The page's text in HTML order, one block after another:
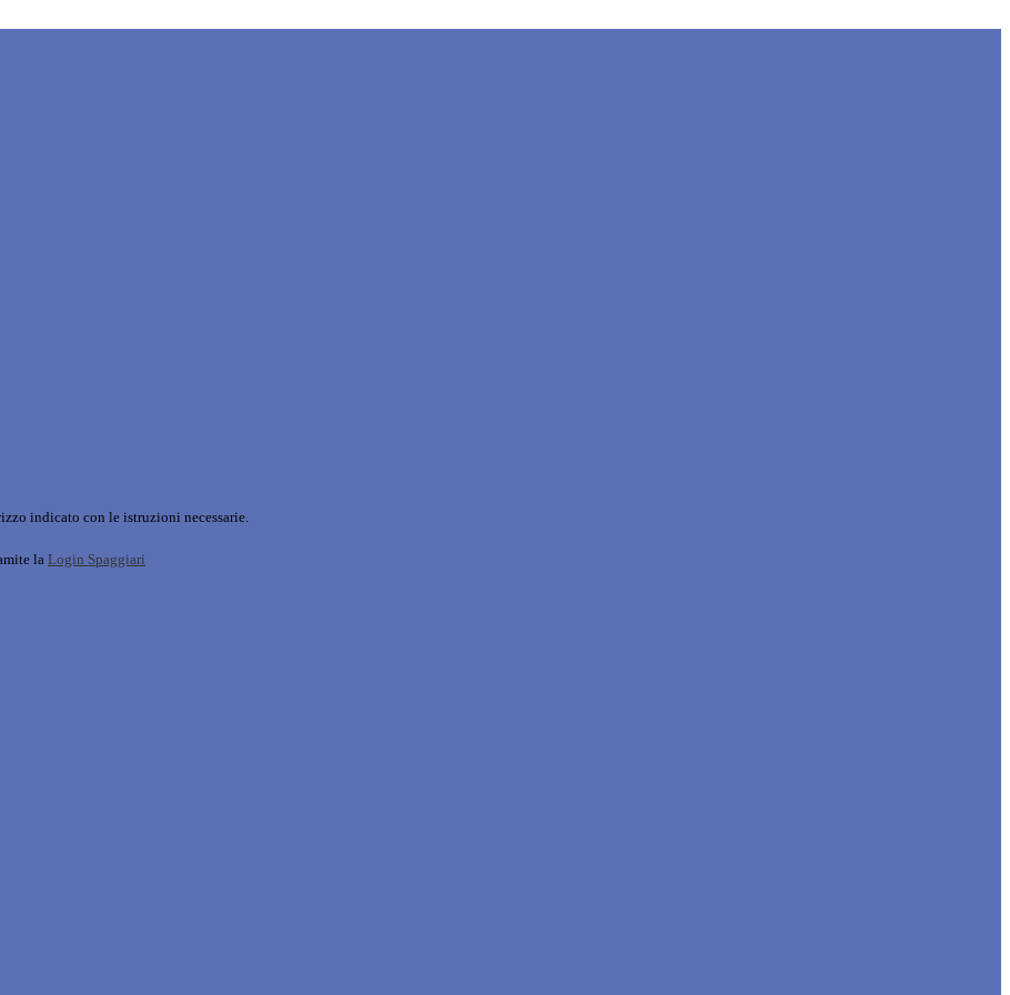
indicato con le istruzioni necessarie.
la Login Spaggiari